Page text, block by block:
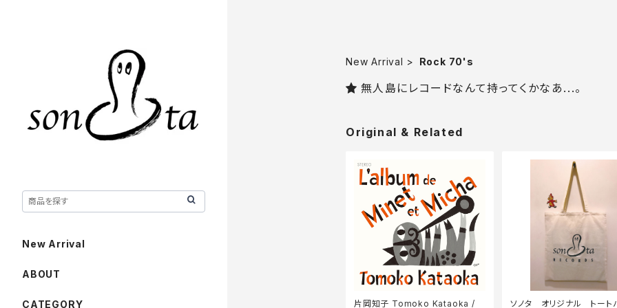
New Arrival Rock 70's
無人島にレコードなんて持ってくかなあ...。
Original & Related
片岡知子 Tomoko Kataoka / ソノタ オリジナル トート
New Arrival
ABOUT
CATEGORY